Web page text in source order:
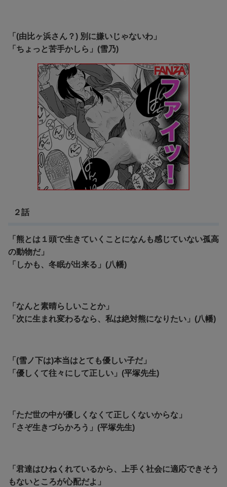
「(由比ヶ浜さん？) 別に嫌いじゃないわ」
「ちょっと苦手かしら」(雪乃)
２話
「熊とは１頭で生きていくことになんも感じていない孤高
の動物だ」
「しかも、冬眠が出来る」(八幡)
「なんと素晴らしいことか」
「次に生まれ変わるなら、私は絶対熊になりたい」(八幡)
「(雪ノ下は)本当はとても優しい子だ」
「優しくて往々にして正しい」(平塚先生)
「ただ世の中が優しくなくて正しくないからな」
「さぞ生きづらかろう」(平塚先生)
「君達はひねくれているから、上手く社会に適応できそう
もないところが心配だよ」